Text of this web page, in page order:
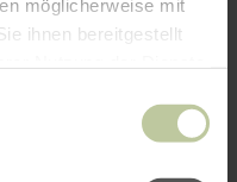
möglicherweise mit
ihnen bereitgestellt